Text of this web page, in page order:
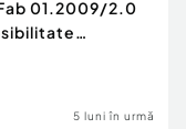
01.2009/2.0
5 luni în urmă